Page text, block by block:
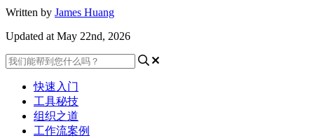
Written by James Huang
Updated at May 22nd, 2026
快速入门
工具秘技
组织之道
工作流案例